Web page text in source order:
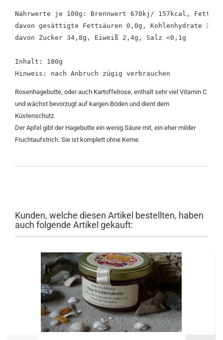
Nährwerte je 100g: Brennwert 670kj/ 157kcal, Fett
davon gesättigte Fettsäuren 0,0g, Kohlenhydrate
davon Zucker 34,8g, Eiweiß 2,4g, Salz <0,1g
Inhalt: 180g
Rosenhagebutte, oder auch Kartoffelrose, enthalt sehr viel Vitamin C
und wächst bevorzugt auf kargen Böden und dient dem
Küstenschutz.
Der Apfel gibt der Hagebutte ein wenig Säure mit, ein eher milder
Fruchtaufstrich. Sie ist komplett ohne Kerne.
Kunden, welche diesen Artikel bestellten, haben
auch folgende Artikel gekauft: